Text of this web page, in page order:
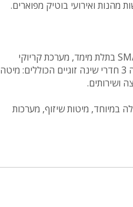
מערכת סלון עור יוקרתית עם טלוויזיה 55 אינץ' LCD דגם SMART בתלת מימד, מערכת קריוקי
מקצועית ומערכת שמע. פינת אוכל יוקרתית ומטבח מאובזר בכל הנדרש. בוילה 3 חדרי שינה זוגיים הכוללים: מיטה
במיוחד, מיטות שיזוף, מערכות